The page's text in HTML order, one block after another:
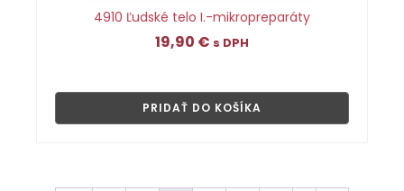
4910 Ľudské telo I.-mikropreparáty
19,90 € s DPH
PRIDAŤ DO KOŠÍKA